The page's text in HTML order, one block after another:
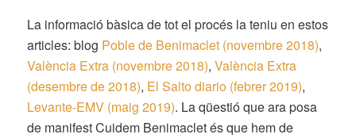
La informació bàsica de tot el procés la teniu en estos
articles: blog Poble de Benimaclet (novembre 2018),
València Extra (novembre 2018),València Extra
(desembre de 2018), El Salto diario (febrer 2019),
Levante-EMV (maig 2019). La qüestió que ara posa
de manifest Cuidem Benimaclet és que hem de